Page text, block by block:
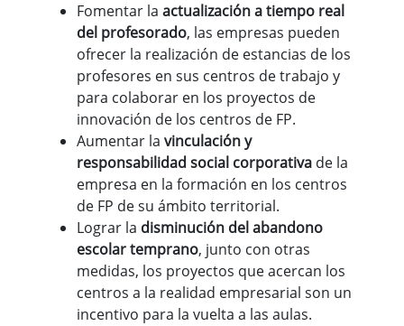
Fomentar la actualización a tiempo real
del profesorado, las empresas pueden
ofrecer la realización de estancias de los
profesores en sus centros de trabajo y
para colaborar en los proyectos de
innovación de los centros de FP.
Aumentar la vinculación y
responsabilidad social corporativa de la
empresa en la formación en los centros
de FP de su ámbito territorial.
Lograr la disminución del abandono
escolar temprano, junto con otras
medidas, los proyectos que acercan los
centros a la realidad empresarial son un
incentivo para la vuelta a las aulas.